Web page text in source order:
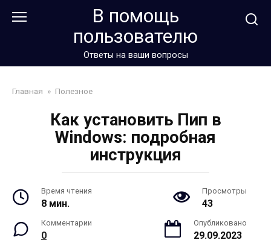
В помощь
пользователю
Ответы на ваши вопросы
Главная » Полезное
Как установить Пип в
Windows: подробная
инструкция
Время чтения
8 мин.
Просмотры
43
Комментарии
0
Опубликовано
29.09.2023